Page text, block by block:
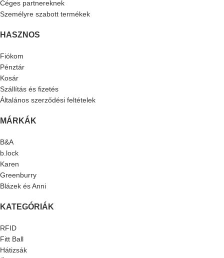
Céges partnereknek
Személyre szabott termékek
HASZNOS
Fiókom
Pénztár
Kosár
Szállítás és fizetés
Általános szerződési feltételek
MÁRKÁK
B&A
b.lock
Karen
Greenburry
Blázek és Anni
KATEGÓRIÁK
RFID
Fitt Ball
Hátizsák